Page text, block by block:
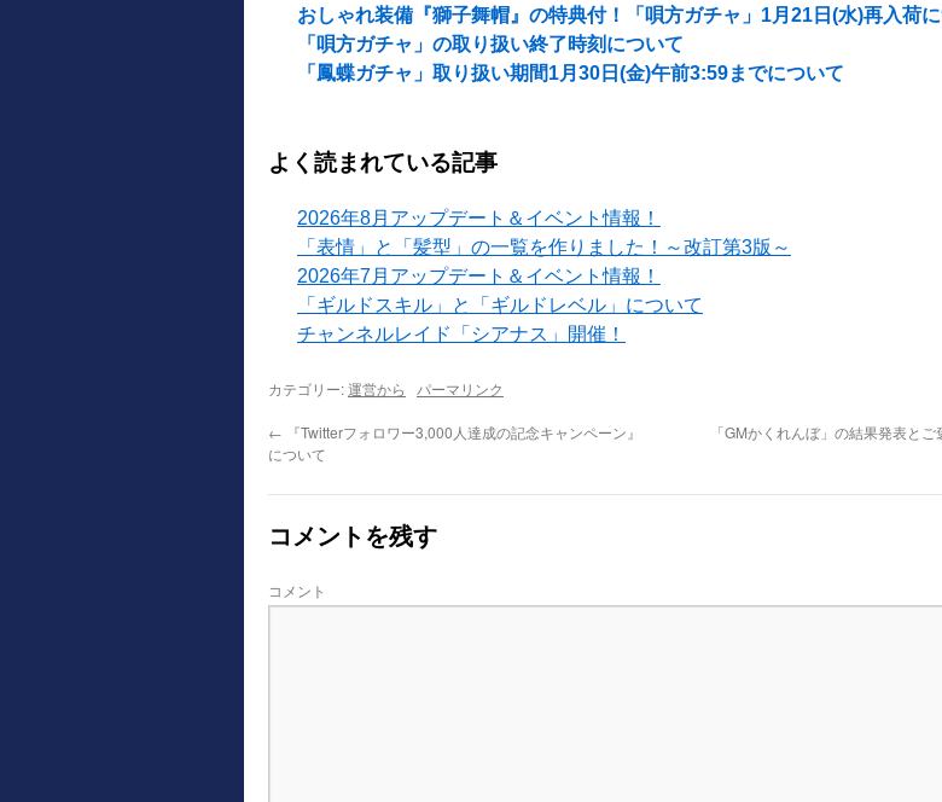
おしゃれ装備『獅子舞帽』の特典付！「唄方ガチャ」1月21日(水)再入荷
「唄方ガチャ」の取り扱い終了時刻について
「鳳蝶ガチャ」取り扱い期間1月30日(金)午前3:59までについて
よく読まれている記事
2026年8月アップデート＆イベント情報！
「表情」と「髪型」の一覧を作りました！～改訂第3版～
2026年7月アップデート＆イベント情報！
「ギルドスキル」と「ギルドレベル」について
チャンネルレイド「シアナス」開催！
カテゴリー:運営から パーマリンク
← 『Twitterフォロワー3,000人達成の記念キャンペーン』
について
「GMかくれんぼ」の結果発表と
コメントを残す
コメント